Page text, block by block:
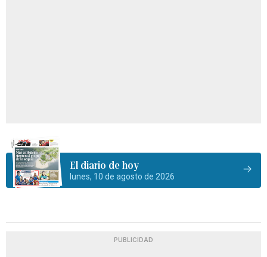
El diario de hoy
lunes, 10 de agosto de 2026
PUBLICIDAD